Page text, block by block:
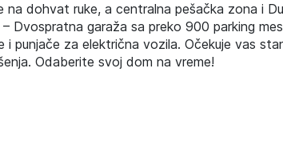
dohvat ruke, a centralna pešačka zona i
Dvospratna garaža sa preko 900 parking
punjače za električna vozila. Očekuje vas
Odaberite svoj dom na vreme!